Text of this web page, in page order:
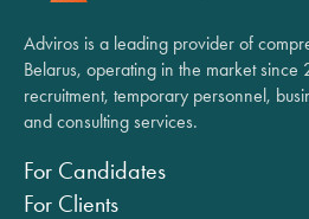
Adviros is a leading provider of
Belarus, operating in the market
recruitment, temporary personnel,
and consulting services.
For Candidates
For Clients